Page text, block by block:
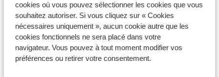
cookies où vous pouvez sélectionner les cookies que vous
souhaitez autoriser. Si vous cliquez sur « Cookies
nécessaires uniquement », aucun cookie autre que les
cookies fonctionnels ne sera placé dans votre
navigateur. Vous pouvez à tout moment modifier vos
préférences ou retirer votre consentement.